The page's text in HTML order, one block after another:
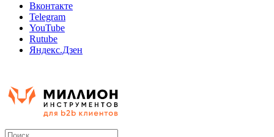
Вконтакте
Telegram
YouTube
Rutube
Яндекс.Дзен